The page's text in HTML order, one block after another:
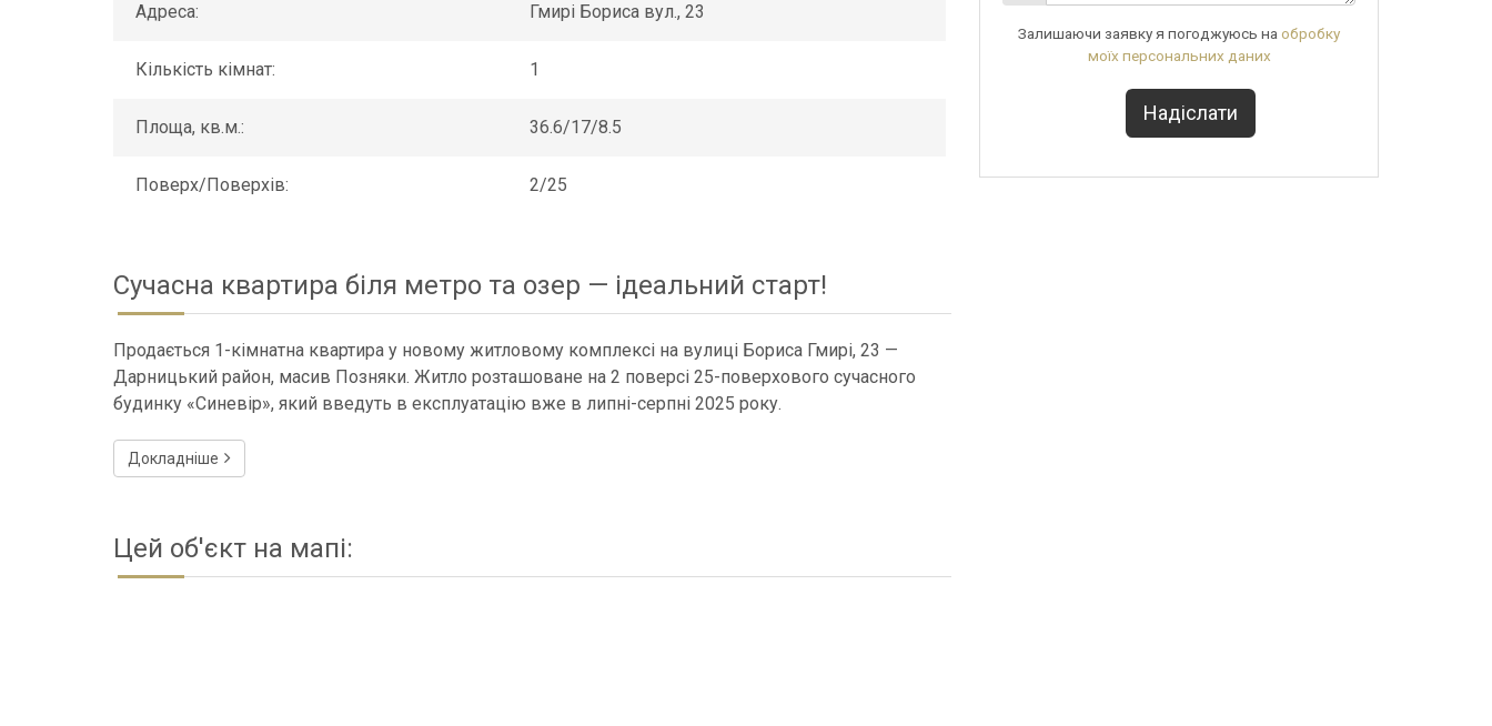
Адреса: Гмирі Бориса вул., 23
Кількість кімнат: 1
Площа, кв.м.: 36.6/17/8.5
Поверх/Поверхів: 2/25
Сучасна квартира біля метро та озер — ідеальний старт!
Продається 1-кімнатна квартира у новому житловому комплексі на вулиці Бориса Гмирі, 23 —
Дарницький район, масив Позняки. Житло розташоване на 2 поверсі 25-поверхового сучасного
будинку «Синевір», який введуть в експлуатацію вже в липні-серпні 2025 року.
Докладніше
Цей об'єкт на мапі:
Залишаючи заявку я погоджуюсь на обробку
моїх персональних даних